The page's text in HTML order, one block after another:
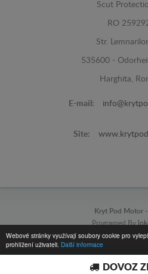
Webové stránky využívají soubory cookie pro
prohlížení uživateli. Další informace
Scut
RO
Str.
535600 -
Harghita,
E-mail:
Site:
Kryt Pod Motor -
Programed By
DOVOZ